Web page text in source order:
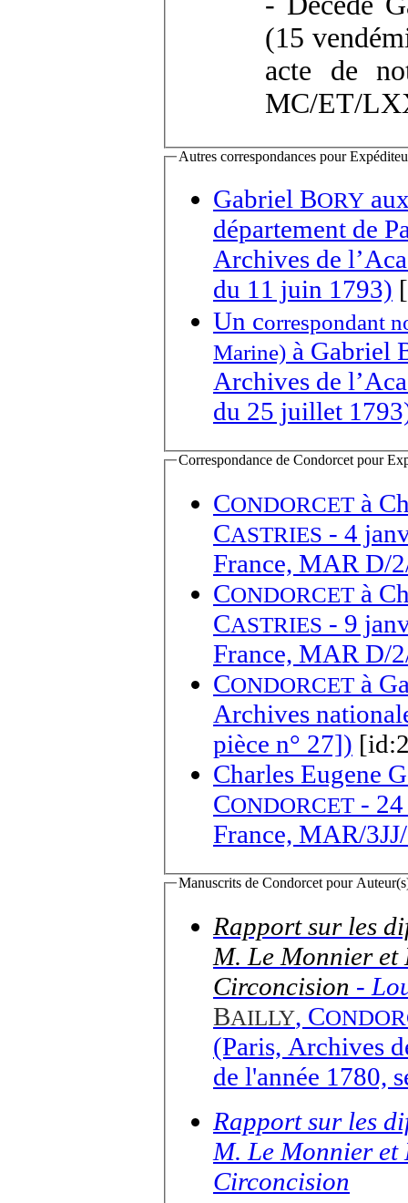
(15
acte de
MC/ET/
Autres correspondances pour
Gabriel BORY aux administrateurs du
département de
Archives de
du 11 juin 1793)
Un correspondant
Marine) à Gabriel
Archives de
du 25 juillet
Correspondance de Condorcet pour
CONDORCET à
CASTRIES - 4
France, MAR D/
CONDORCET à
CASTRIES - 9
France, MAR D/
CONDORCET à
Archives
pièce n° 27])
Charles Eugene
CONDORCET -
France, MAR/
Manuscrits de Condorcet pour
Rapport sur les
M. Le Monnier et
Circoncision -
BAILLY, C
(Paris, Archives
de l'année 1780,
Rapport sur les
M. Le Monnier et
Circoncision